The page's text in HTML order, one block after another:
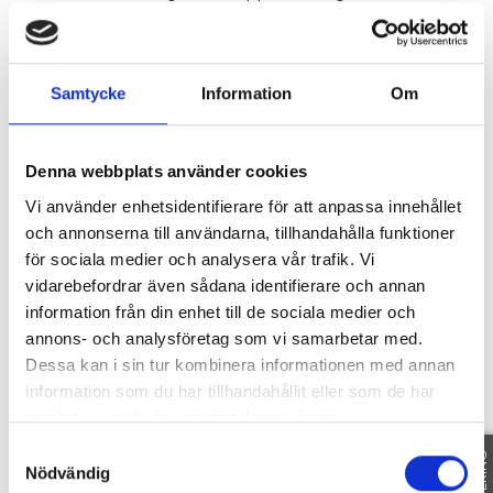
Samtycke Information Om
Denna webbplats använder cookies
Vi använder enhetsidentifierare för att anpassa innehållet
och annonserna till användarna, tillhandahålla funktioner
för sociala medier och analysera vår trafik. Vi
vidarebefordrar även sådana identifierare och annan
information från din enhet till de sociala medier och
annons- och analysföretag som vi samarbetar med.
Dessa kan i sin tur kombinera informationen med annan
information som du har tillhandahållit eller som de har
samlat in när du har använt deras tjänster.
Nödvändig
bergvärme.
Under fliken dokument på annonssidan via
besiktningsprotokoll, frågelista samt
energideklaration.
SE HELA BESKRIVNINGEN
Fakta